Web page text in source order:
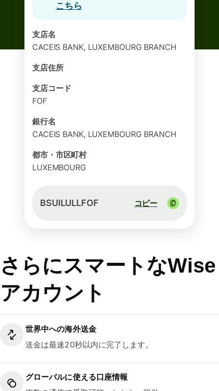
こちら
支店名
CACEIS BANK, LUXEMBOURG BRANCH
支店住所
支店コード
FOF
銀行名
CACEIS BANK, LUXEMBOURG BRANCH
都市・市区町村
LUXEMBOURG
BSUILULLFOF コピー
さらにスマートなWise
アカウント
世界中への海外送金
送金は最速20秒以内に完了します。
グローバルに使える口座情報